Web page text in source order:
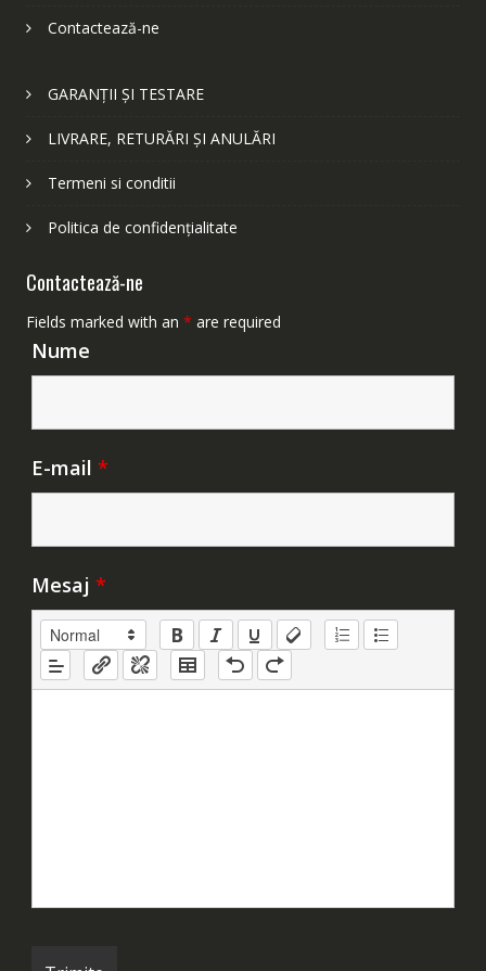
Contactează-ne
GARANȚII ȘI TESTARE
LIVRARE, RETURĂRI ȘI ANULĂRI
Termeni si conditii
Politica de confidențialitate
Contactează-ne
Fields marked with an * are required
Nume
E-mail *
Mesaj *